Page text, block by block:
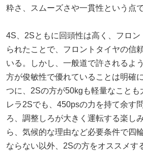
粋さ、スムーズさや一貫性という点
4S、2Sともに回頭性は高く、フロ
られたことで、フロントタイヤの信
いる。しかし、一般道で許されるよ
方が俊敏性で優れていることは明確
つに、2Sの方が50kgも軽量なことも
レラ2Sでも、450psの力を持て余す
ろ、調整しろが大きく運転する楽し
ら、気候的な理由など必要条件で四
ならない以外、2Sの方をオススメす